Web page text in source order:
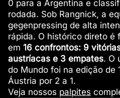
0 para a Argentina e
rodada. Sob Rangnick, a
gegenpressing de alta
rápida. O histórico direto é
em 16 confrontos: 9
austríacas e 3 empates. O
do Mundo foi na edição de
Áustria por 2 a 1.
Veja nossos palpites